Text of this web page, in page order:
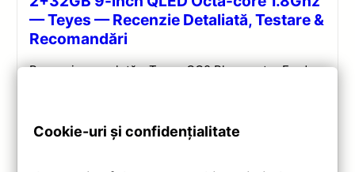
— Teyes — Recenzie Detaliată, Testare &
Recomandări
Recenzie completă a Teyes CC2 Plus pentru Ford
Cookie-uri și confidențialitate